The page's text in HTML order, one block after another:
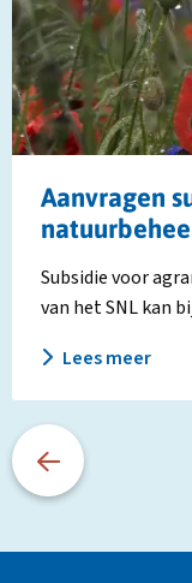
Aanvragen
Subsidie voor
van het SNL kan
Lees meer
voor
agrarisch
natuurbeheer